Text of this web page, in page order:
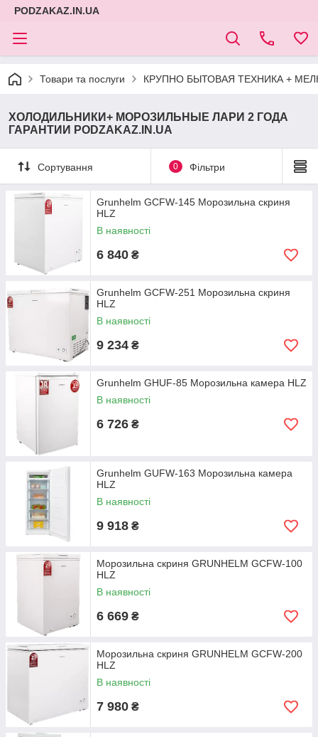
PODZAKAZ.IN.UA
Товари та послуги КРУПНО БЫТОВАЯ ТЕХНИКА +
ХОЛОДИЛЬНИКИ+ МОРОЗИЛЬНЫЕ ЛАРИ 2 ГОДА
ГАРАНТИИ PODZAKAZ.IN.UA
Сортування 0 Фільтри
Grunhelm GCFW-145 Морозильна скриня
HLZ
В наявності
6 840 ₴
Grunhelm GCFW-251 Морозильна скриня
HLZ
В наявності
9 234 ₴
Grunhelm GHUF-85 Морозильна камера HLZ
В наявності
6 726 ₴
Grunhelm GUFW-163 Морозильна камера
HLZ
В наявності
9 918 ₴
Морозильна скриня GRUNHELM GCFW-100
HLZ
В наявності
6 669 ₴
Морозильна скриня GRUNHELM GCFW-200
HLZ
В наявності
7 980 ₴